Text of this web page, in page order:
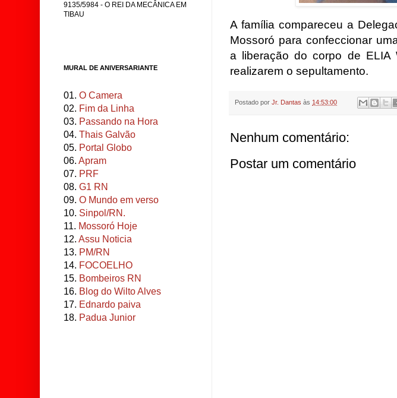
A família compareceu a
Mossoró para confeccionar
a liberação do corpo de ELIA
realizarem o sepultamento.
Postado por Jr. Dantas às 14:53:00
Nenhum comentário:
Postar um comentário
9135/5984 - O REI DA MECÂNICA EM
TIBAU
MURAL DE ANIVERSARIANTE
01. O Camera
02. Fim da Linha
03. Passando na Hora
04. Thais Galvão
05. Portal Globo
06. Apram
07. PRF
08. G1 RN
09. O Mundo em verso
10. Sinpol/RN.
11. Mossoró Hoje
12. Assu Noticia
13. PM/RN
14. FOCOELHO
15. Bombeiros RN
16. Blog do Wilto Alves
17. Ednardo paiva
18. Padua Junior